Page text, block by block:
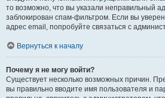
то возможно, что вы указали неправильный
заблокирован спам-фильтром. Если вы
адрес email, попробуйте связаться с
Вернуться к началу
Почему я не могу войти?
Существует несколько возможных причин.
вы правильно вводите имя пользователя и